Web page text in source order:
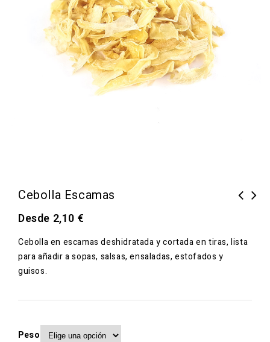
Cebolla Escamas
Desde 2,10 €
Cebolla en escamas deshidratada y cortada en tiras, lista
para añadir a sopas, salsas, ensaladas, estofados y
guisos.
Peso